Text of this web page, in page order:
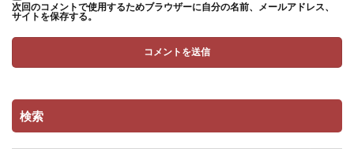
次回のコメントで使用するためブラウザーに自分の名前、メールアドレス、
サイトを保存する。
検索